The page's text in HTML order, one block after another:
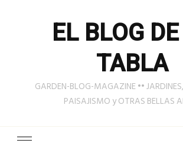
EL BLOG
TABLA
GARDEN-BLOG-MAGAZINE ••
PAISAJISMO y OTRAS BELLAS